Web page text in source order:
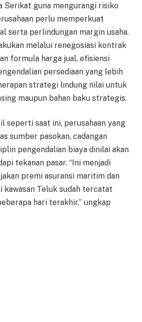
Serikat guna mengurangi risiko
perlu memperkuat
serta perlindungan margin usaha.
melalui renegosiasi kontrak
formula harga jual, efisiensi
persediaan yang lebih
strategi lindung nilai untuk
maupun bahan baku strategis.
seperti saat ini, perusahaan yang
sumber pasokan, cadangan
pengendalian biaya dinilai akan
tekanan pasar. “Ini menjadi
premi asuransi maritim dan
kawasan Teluk sudah tercatat
hari terakhir,” ungkap